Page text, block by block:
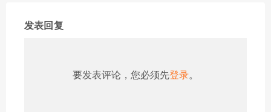
发表回复
要发表评论，您必须先登录。